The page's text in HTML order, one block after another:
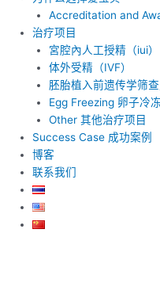
Accreditation and
治疗项目
宮腔內人工授精（iui）
体外受精（IVF）
胚胎植入前遗传学筛
Egg Freezing 卵子冷冻
Other 其他治疗项目
Success Case 成功案例
博客
联系我们